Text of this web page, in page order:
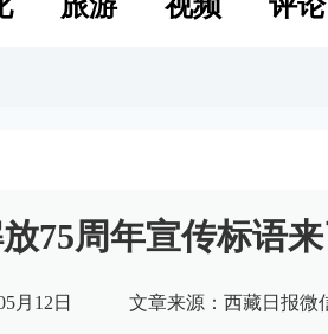
75周年宣传标语来
月12日 文章来源：西藏日报微